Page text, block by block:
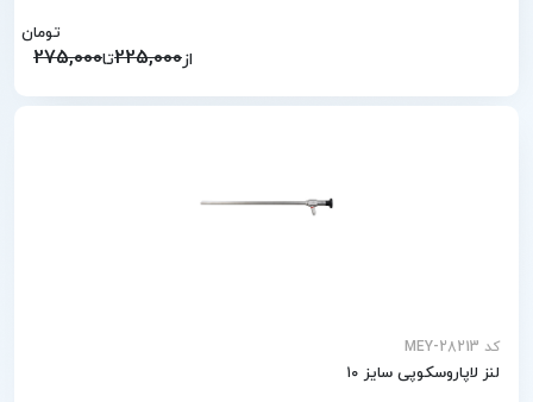
از225,000تا275,000
تومان
کد MEY-28213
لنز لاپاروسکوپی سایز ۱۰